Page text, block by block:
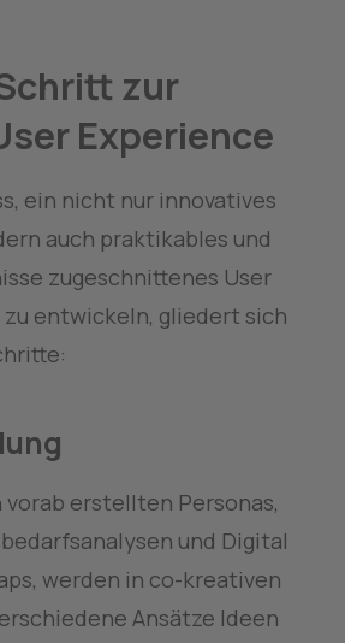
zur
Experience
ein nicht nur innovatives
auch praktikables und
zugeschnittenes User
zu entwickeln, gliedert sich
vorab erstellten Personas,
und Digital
werden in co-kreativen
Ansätze Ideen